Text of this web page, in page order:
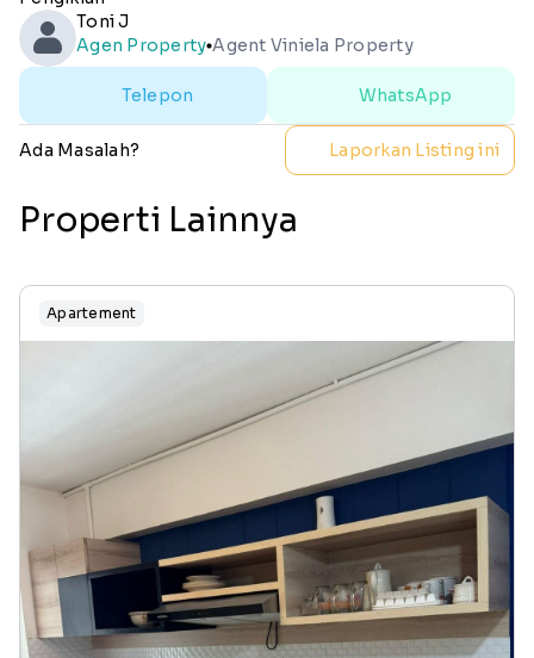
Toni J
Agen PropertylensAgent Viniela Property
Telepon WhatsApp
Ada Masalah? Laporkan Listing ini
Properti Lainnya
Apartement